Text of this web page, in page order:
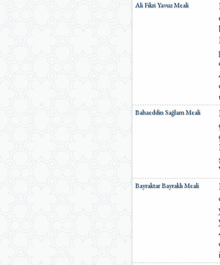
Ali Fikri Yavuz Meali
Bahaeddin Sağlam Meali
Bayraktar Bayraklı Meali